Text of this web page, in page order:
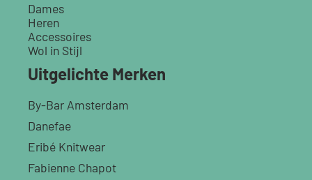
Dames
Heren
Accessoires
Wol in Stijl
Uitgelichte Merken
By-Bar Amsterdam
Danefae
Eribé Knitwear
Fabienne Chapot